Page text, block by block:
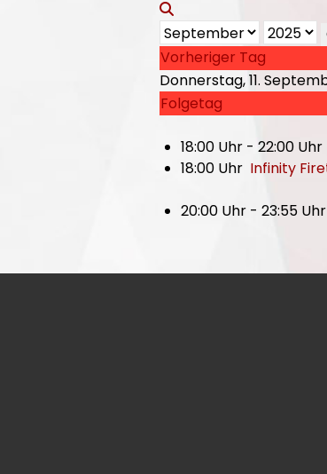
Vorheriger Tag
Donnerstag, 11.
Folgetag
18:00 Uhr - 22:00
18:00 Uhr Infinity
20:00 Uhr - 23:55